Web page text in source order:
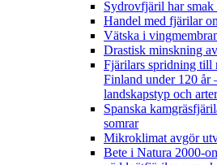
Sydrovfjäril har smak
Handel med fjärilar
Vätska i
Drastisk minskning
Fjärilars spridning till
Finland under 120 år
landskapstyp och
Spanska
somrar
Mikroklimat avgör
Bete i Natura 2000-